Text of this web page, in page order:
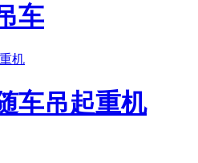
车
车吊起重机